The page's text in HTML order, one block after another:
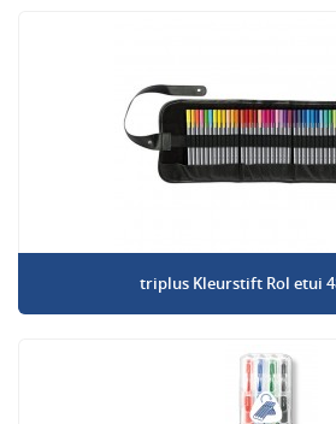
triplus Kleurstift Rol etui